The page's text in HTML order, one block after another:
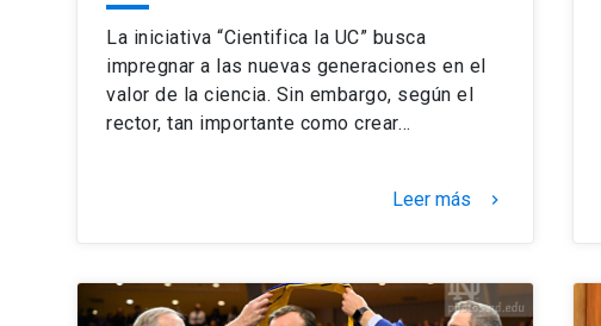
La iniciativa “Cientifica la UC” busca
impregnar a las nuevas generaciones en el
valor de la ciencia. Sin embargo, según el
rector, tan importante como crear…
Leer más keyboard_arrow_right